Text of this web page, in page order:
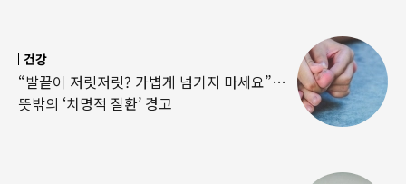
건강
“발끝이 저릿저릿? 가볍게 넘기지 마세요”…
뜻밖의 ‘치명적 질환’ 경고